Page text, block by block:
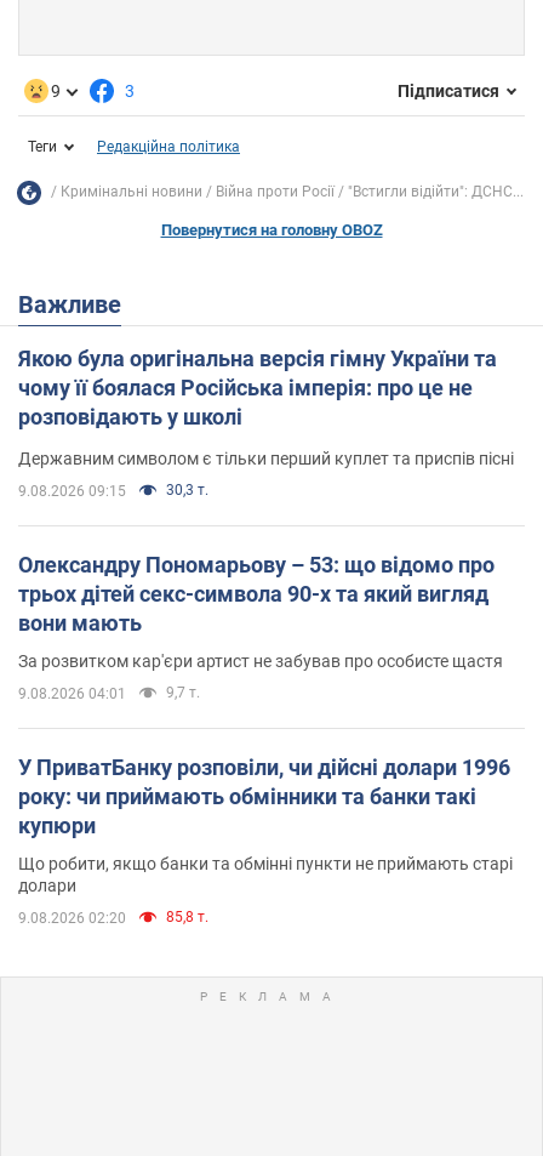
9 3 Підписатися
Теги Редакційна політика
Кримінальні новини Війна проти Росії "Встигли відійти": ДСНС...
Повернутися на головну OBOZ
Важливе
Якою була оригінальна версія гімну України та
чому її боялася Російська імперія: про це не
розповідають у школі
Державним символом є тільки перший куплет та приспів пісні
9.08.2026 09:15 30,3 т.
Олександру Пономарьову – 53: що відомо про
трьох дітей секс-символа 90-х та який вигляд
вони мають
За розвитком кар'єри артист не забував про особисте щастя
9.08.2026 04:01 9,7 т.
У ПриватБанку розповіли, чи дійсні долари 1996
року: чи приймають обмінники та банки такі
купюри
Що робити, якщо банки та обмінні пункти не приймають старі
долари
9.08.2026 02:20 85,8 т.